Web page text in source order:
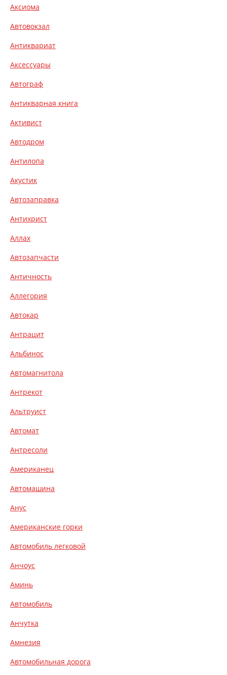
Аксиома
Автовокзал
Антиквариат
Аксессуары
Автограф
Антикварная книга
Активист
Автодром
Антилопа
Акустик
Автозаправка
Антихрист
Аллах
Автозапчасти
Античность
Аллегория
Автокар
Антрацит
Альбинос
Автомагнитола
Антрекот
Альтруист
Автомат
Антресоли
Американец
Автомашина
Анус
Американские горки
Автомобиль легковой
Анчоус
Аминь
Автомобиль
Анчутка
Амнезия
Автомобильная дорога